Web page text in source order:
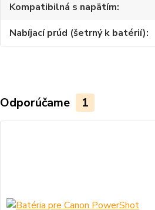
Kompatibilná s napätím
Nabíjací prúd (šetrný k batérií)
Odporúčame 1